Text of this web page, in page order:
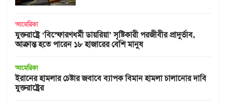
আমেরিকা
যুক্তরাষ্ট্রে ‘বিস্ফোরণধর্মী ডায়রিয়া’ সৃষ্টিকারী পরজীবীর প্রাদুর্ভাব,
আক্রান্ত হতে পারেন ১৮ হাজারের বেশি মানুষ
আমেরিকা
ইরানের হামলার চেষ্টার জবাবে ব্যাপক বিমান হামলা চালানোর দাবি
যুক্তরাষ্ট্রের